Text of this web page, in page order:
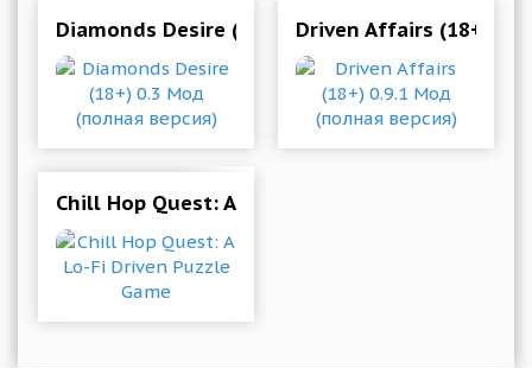
Diamonds Desire (18+) 0.3 Мод (полная
Driven Affairs (18+)
Chill Hop Quest: A Lo-Fi Driven Puzzle Game